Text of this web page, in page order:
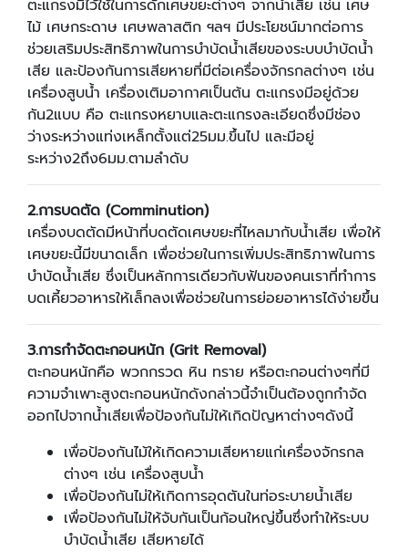
ตะแกรงมีไว้ใช้ในการดักเศษขยะต่างๆ จากน้ำเสีย เช่น เศษ
ไม้ เศษกระดาษ เศษพลาสติก ฯลฯ มีประโยชน์มากต่อการ
ช่วยเสริมประสิทธิภาพในการบำบัดน้ำเสียของระบบบำบัดน้ำ
เสีย และป้องกันการเสียหายที่มีต่อเครื่องจักรกลต่างๆ เช่น
เครื่องสูบน้ำ เครื่องเติมอากาศเป็นต้น ตะแกรงมีอยู่ด้วย
กัน2แบบ คือ ตะแกรงหยาบและตะแกรงละเอียดซึ่งมีช่อง
ว่างระหว่างแท่งเหล็กตั้งแต่25มม.ขึ้นไป และมีอยู่
ระหว่าง2ถึง6มม.ตามลำดับ
2.การบดตัด (Comminution)
เครื่องบดตัดมีหน้าที่บดตัดเศษขยะที่ไหลมากับน้ำเสีย เพื่อให้
เศษขยะนี้มีขนาดเล็ก เพื่อช่วยในการเพิ่มประสิทธิภาพในการ
บำบัดน้ำเสีย ซึ่งเป็นหลักการเดียวกับฟันของคนเราที่ทำการ
บดเคี้ยวอาหารให้เล็กลงเพื่อช่วยในการย่อยอาหารได้ง่ายขึ้น
3.การกำจัดตะกอนหนัก (Grit Removal)
ตะกอนหนักคือ พวกกรวด หิน ทราย หรือตะกอนต่างๆที่มี
ความจำเพาะสูงตะกอนหนักดังกล่าวนี้จำเป็นต้องถูกกำจัด
ออกไปจากน้ำเสียเพื่อป้องกันไม่ให้เกิดปัญหาต่างๆดังนี้
เพื่อป้องกันไม้ให้เกิดความเสียหายแก่เครื่องจักรกล
ต่างๆ เช่น เครื่องสูบน้ำ
เพื่อป้องกันไม่ให้เกิดการอุดตันในท่อระบายน้ำเสีย
เพื่อป้องกันไม่ให้จับกันเป็นก้อนใหญ่ขึ้นซึ่งทำให้ระบบ
บำบัดน้ำเสีย เสียหายได้